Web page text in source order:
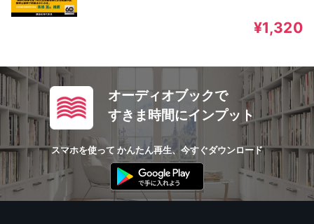
¥1,320
オーディオブックで
すきま時間にインプット
スマホを使って かんたん再生、今すぐダウンロード